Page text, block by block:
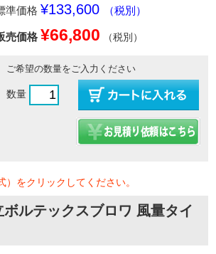
準価格 ¥133,600 （税別）
売価格 ¥66,800 （税別）
ご希望の数量をご入力ください
数量
をクリックしてください。
ルテックスブロワ 風量タイ